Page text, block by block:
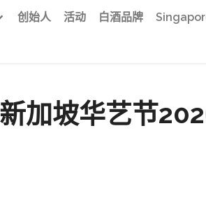
创始人 活动 白酒品牌
新加坡华艺节